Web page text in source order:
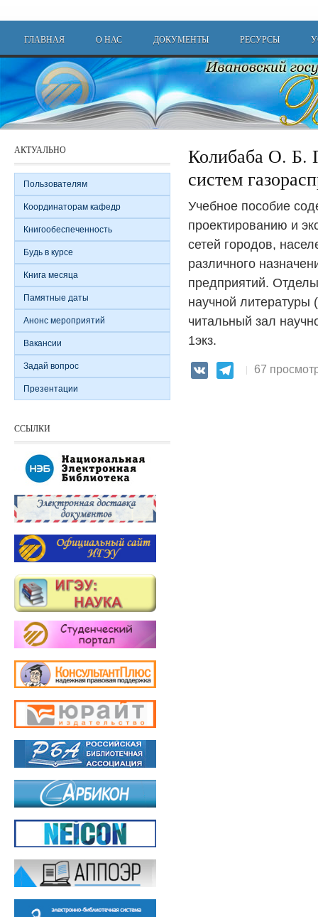
Main menu
ГЛАВНАЯ О НАС ДОКУМЕНТЫ РЕСУРСЫ
Колибаба О. Б.
систем
Учебное пособие
проектированию и
сетей городов,
различного
предприятий.
научной литературы
читальный зал
1экз.
VK Telegram
67
АКТУАЛЬНО
Пользователям
Координаторам кафедр
Книгообеспеченность
Будь в курсе
Книга месяца
Памятные даты
Анонс мероприятий
Вакансии
Задай вопрос
Презентации
ССЫЛКИ